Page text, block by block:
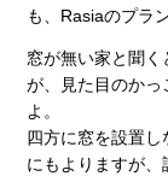
も、Rasiaのプラ
窓が無い家と聞
が、見た目のかっ
よ。
四方に窓を設置
にもよりますが